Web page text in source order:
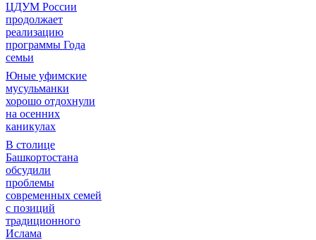
ЦДУМ России
продолжает
реализацию
программы Года
семьи
Юные уфимские
мусульманки
хорошо отдохнули
на осенних
каникулах
В столице
Башкортостана
обсудили
проблемы
современных семей
с позиций
традиционного
Ислама